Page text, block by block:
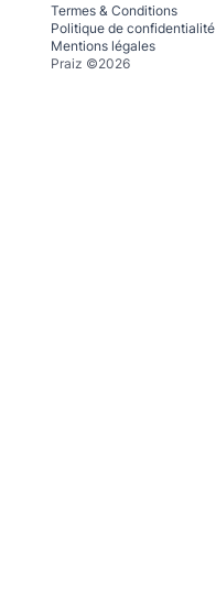
Termes & Conditions
Politique de confidentialité
Mentions légales
Praiz ©2026